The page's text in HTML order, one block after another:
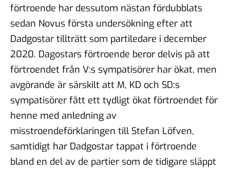
förtroende har dessutom nästan fördubblats
sedan Novus första undersökning efter att
Dadgostar tillträtt som partiledare i december
2020. Dagostars förtroende beror delvis på att
förtroendet från V:s sympatisörer har ökat, men
avgörande är särskilt att M, KD och SD:s
sympatisörer fått ett tydligt ökat förtroendet för
henne med anledning av
misstroendeförklaringen till Stefan Löfven,
samtidigt har Dadgostar tappat i förtroende
bland en del av de partier som de tidigare släppt